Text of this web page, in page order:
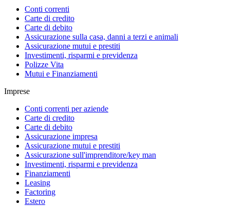
Conti correnti
Carte di credito
Carte di debito
Assicurazione sulla casa, danni a terzi e animali
Assicurazione mutui e prestiti
Investimenti, risparmi e previdenza
Polizze Vita
Mutui e Finanziamenti
Imprese
Conti correnti per aziende
Carte di credito
Carte di debito
Assicurazione impresa
Assicurazione mutui e prestiti
Assicurazione sull'imprenditore/key man
Investimenti, risparmi e previdenza
Finanziamenti
Leasing
Factoring
Estero